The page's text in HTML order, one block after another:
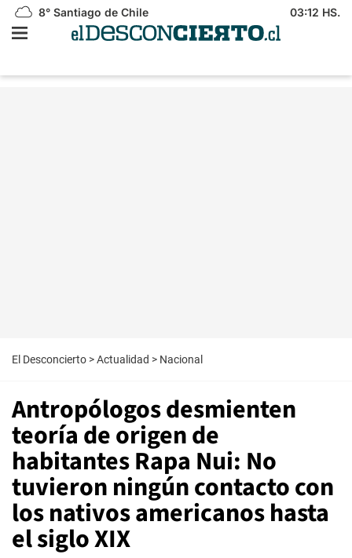
8° Santiago de Chile 03:12 HS.
El Desconcierto >Actualidad > Nacional
Antropólogos desmienten
teoría de origen de
habitantes Rapa Nui: No
tuvieron ningún contacto con
los nativos americanos hasta
el siglo XIX